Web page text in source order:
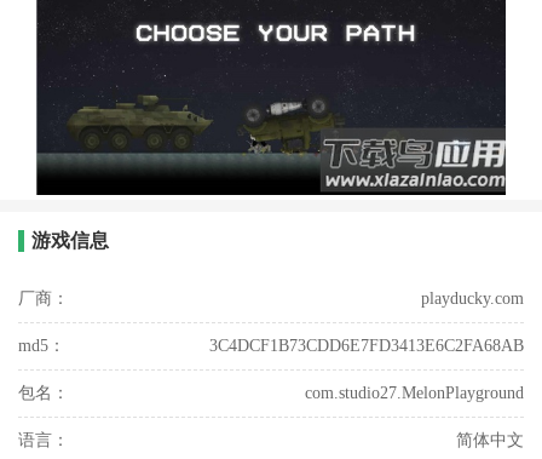
游戏信息
厂商： playducky.com
md5： 3C4DCF1B73CDD6E7FD3413E6C2FA68AB
包名： com.studio27.MelonPlayground
语言： 简体中文